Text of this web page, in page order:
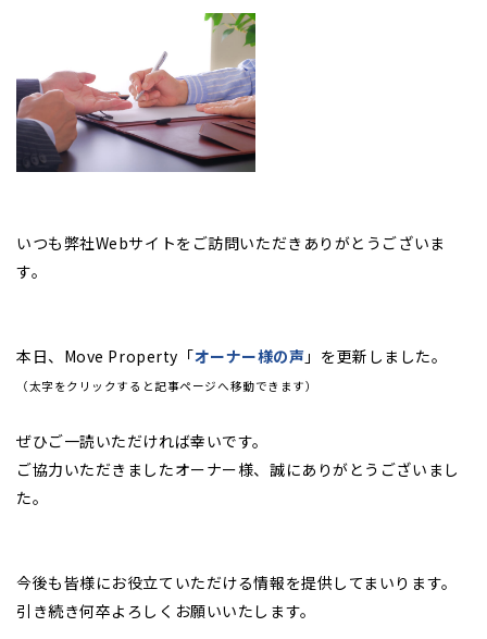
[受付時間]10:00〜18:00 [定休日]毎週水曜、第1・3火曜
いつも弊社Webサイトをご訪問いただきありがとうございま
す。
本日、Move Property「オーナー様の声 」を更新しました。
（太字をクリックすると記事ページへ移動できます）
ぜひご一読いただければ幸いです。
ご協力いただきましたオーナー様、誠にありがとうございまし
た。
今後も皆様にお役立ていただける情報を提供してまいります。
引き続き何卒よろしくお願いいたします。